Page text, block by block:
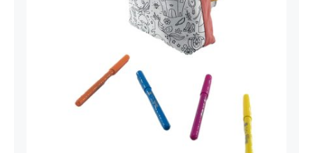
Sac à Colorier Princesse Saumon et
Moutard